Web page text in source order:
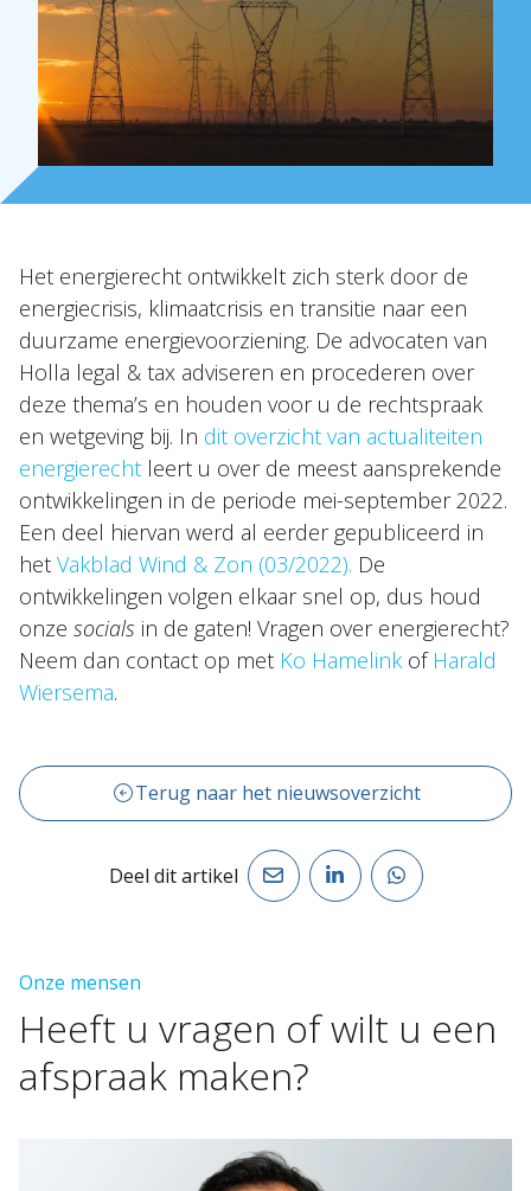
NL EN
Het energierecht ontwikkelt zich sterk door de
energiecrisis, klimaatcrisis en transitie naar een
duurzame energievoorziening. De advocaten van
Holla legal & tax adviseren en procederen over
deze thema’s en houden voor u de rechtspraak
en wetgeving bij. In dit overzicht van actualiteiten
energierecht leert u over de meest aansprekende
ontwikkelingen in de periode mei-september 2022.
Een deel hiervan werd al eerder gepubliceerd in
het Vakblad Wind & Zon (03/2022). De
ontwikkelingen volgen elkaar snel op, dus houd
onze socials in de gaten! Vragen over energierecht?
Neem dan contact op met Ko Hamelink of Harald
Wiersema.
Terug naar het nieuwsoverzicht
Deel dit artikel
Onze mensen
Heeft u vragen ofwilt u een
afspraak maken?